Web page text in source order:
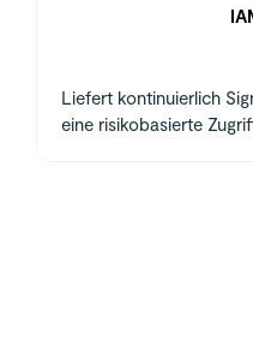
Liefert kontinuierlich
eine risikobasierte